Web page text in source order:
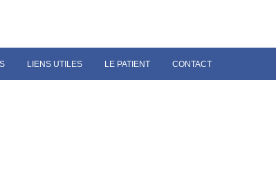
LIENS UTILES LE PATIENT CONTACT